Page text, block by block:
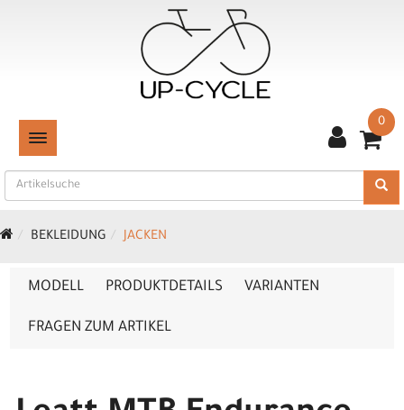
TOGGLE NAVIGATION
0
BEKLEIDUNG JACKEN
MODELL PRODUKTDETAILS VARIANTEN
FRAGEN ZUM ARTIKEL